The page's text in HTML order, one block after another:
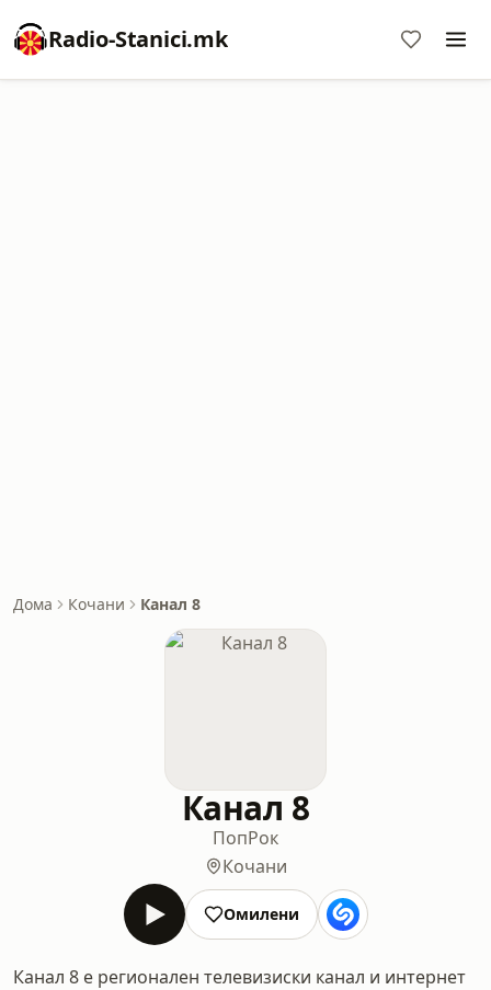
Radio-Stanici.mk
Дома Кочани Канал 8
Канал 8
ПопРок
Кочани
Омилени
Канал 8 e регионален телевизиски канал и интернет